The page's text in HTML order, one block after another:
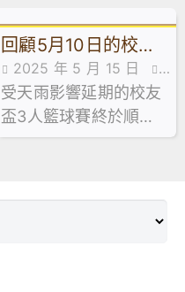
回顧5月10日的校友
盃三人籃球賽
2025 年 5 月 15 日
活動花絮
受天雨影響延期的校友
盃3人籃球賽終於順利
舉行。